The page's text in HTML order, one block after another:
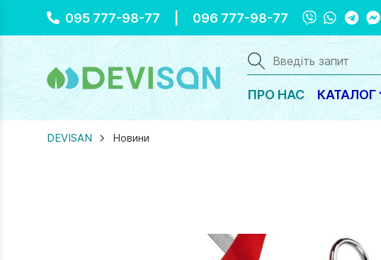
095 777-98-77 096 777-98-77 ViberWhatsApp
ПРО НАС КАТАЛОГ
DEVISAN Новини